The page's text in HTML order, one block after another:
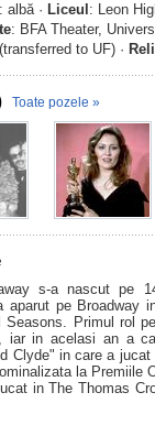
: albă · Liceul : Leon
: BFA Theater,
to UF) ·
Toate pozele »
s-a nascut pe
aparut pe
Seasons. Primul rol
iar in acelasi an a
Clyde" in care a
la Premiile
in The Thomas